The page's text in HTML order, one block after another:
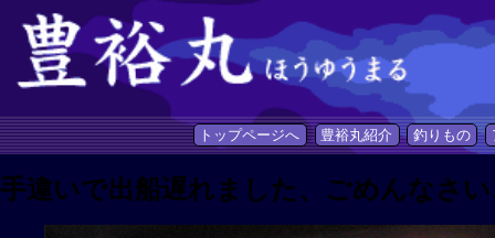
トップページへ 豊裕丸紹介 釣りもの
手違いで出船遅れました、ごめんなさ